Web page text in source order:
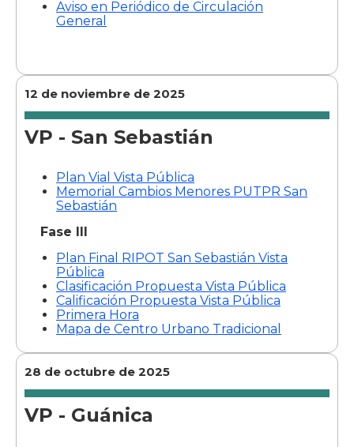
Aviso en Periódico de Circulación
General
12 de noviembre de 2025
VP - San Sebastián
Plan Vial Vista Pública
Memorial Cambios Menores PUTPR San
Sebastián
Fase III
Plan Final RIPOT San Sebastián Vista
Pública
Clasificación Propuesta Vista Pública
Calificación Propuesta Vista Pública
Primera Hora
Mapa de Centro Urbano Tradicional
28 de octubre de 2025
VP - Guánica